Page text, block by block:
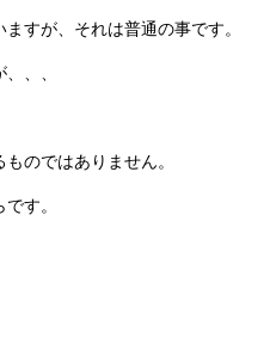
すが、それは普通の事です。
、、
のではありません。
す。